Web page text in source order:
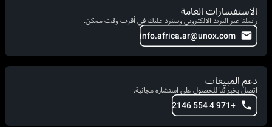
الاستفسارات العامة
راسلنا عبر البريد الإلكتروني وسنرد عليك في أقرب وقت ممكن.
info.africa.ar@unox.com
دعم المبيعات
اتصل بخبرائنا للحصول على استشارة مجانية.
+971 4 554 2146